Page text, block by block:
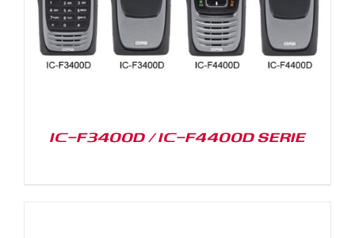
IC-F3400D / IC-F4400D SERIE